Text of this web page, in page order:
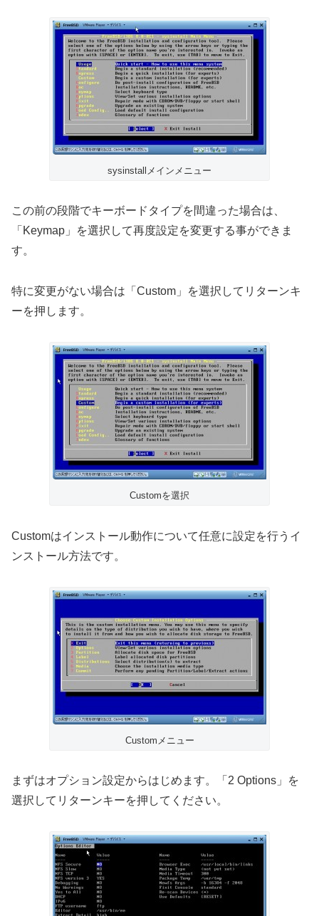
sysinstallメインメニュー
この前の段階でキーボードタイプを間違った場合は、
「Keymap」を選択して再度設定を変更する事ができま
す。
特に変更がない場合は「Custom」を選択してリターンキ
ーを押します。
Customを選択
Customはインストール動作について任意に設定を行うイ
ンストール方法です。
Customメニュー
まずはオプション設定からはじめます。「2 Options」を
選択してリターンキーを押してください。